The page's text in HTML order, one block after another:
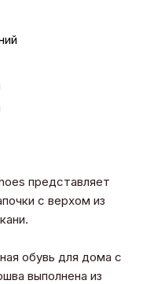
представляет
с верхом из
обувь для дома с
выполнена из